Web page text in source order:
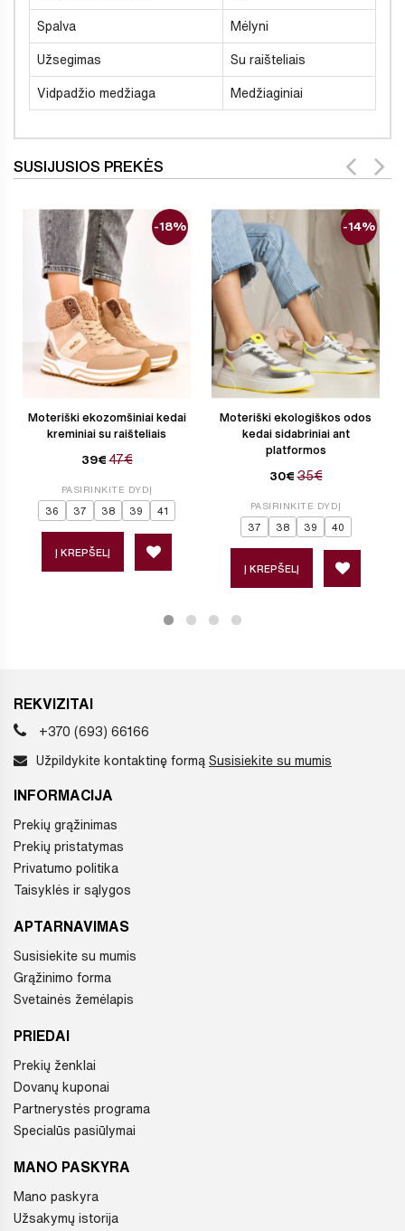
Spalva Mėlyni
Užsegimas Su raišteliais
Vidpadžio medžiaga Medžiaginiai
SUSIJUSIOS PREKĖS
Moteriški ekozomšiniai kedai
kreminiai su raišteliais
39€ 47€
-18%
PASIRINKITE DYDĮ
36 37 38 39 41
Į KREPŠELĮ
Moteriški ekologiškos odos
kedai sidabriniai ant
platformos
30€ 35€
-14%
PASIRINKITE DYDĮ
37 38 39 40
Į KREPŠELĮ
REKVIZITAI
+370 (693) 66166
Užpildykite kontaktinę formą Susisiekite su mumis
INFORMACIJA
Prekių grąžinimas
Prekių pristatymas
Privatumo politika
Taisyklės ir sąlygos
APTARNAVIMAS
Susisiekite su mumis
Grąžinimo forma
Svetainės žemėlapis
PRIEDAI
Prekių ženklai
Dovanų kuponai
Partnerystės programa
Specialūs pasiūlymai
MANO PASKYRA
Mano paskyra
Užsakymų istorija